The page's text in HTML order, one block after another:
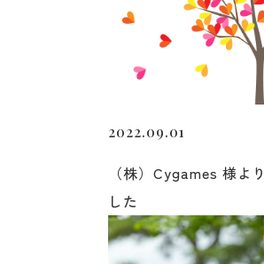
2022.09.01
（株）Cygames 様よ
した